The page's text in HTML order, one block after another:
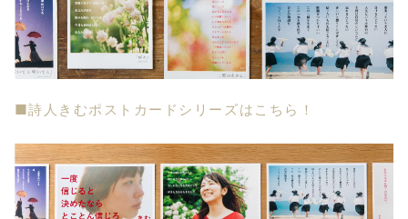
■詩人きむポストカードシリーズはこちら！